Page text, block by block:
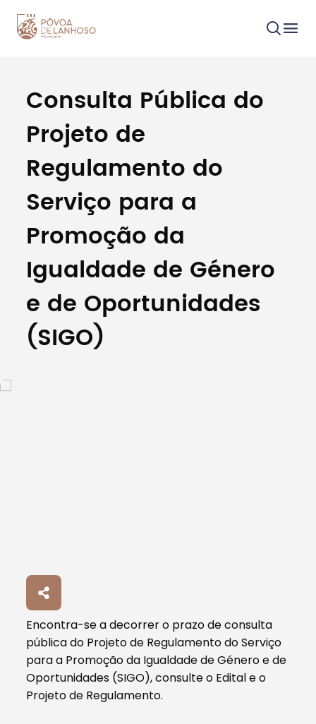
Procurar
Tipo de conteúdo
Filtros
Consulta Pública do
Projeto de
Regulamento do
Serviço para a
Promoção da
Igualdade de Género
e de Oportunidades
(SIGO)
Encontra-se a decorrer o prazo de consulta
pública do Projeto de Regulamento do Serviço
para a Promoção da Igualdade de Género e de
Oportunidades (SIGO), consulte o Edital e o
Projeto de Regulamento.